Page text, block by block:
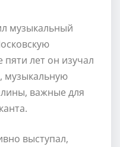
музыкальный
лет он изучал
музыкальную
важные для
выступал,